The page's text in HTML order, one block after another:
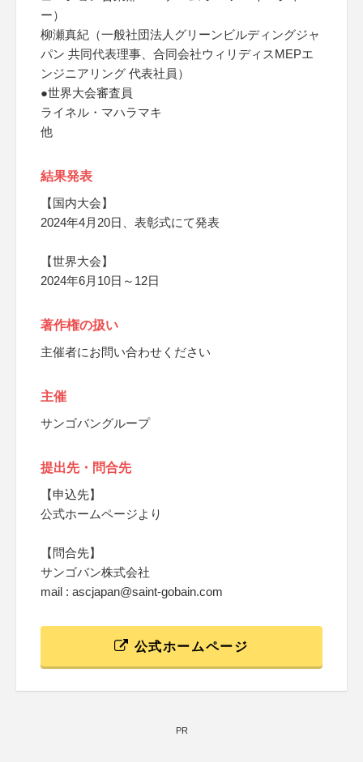
ー）
柳瀬真紀（一般社団法人グリーンビルディングジャ
パン 共同代表理事、合同会社ウィリディスMEPエ
ンジニアリング 代表社員）
●世界大会審査員
ライネル・マハラマキ
他
結果発表
【国内大会】
2024年4月20日、表彰式にて発表
【世界大会】
2024年6月10日～12日
著作権の扱い
主催者にお問い合わせください
主催
サンゴバングループ
提出先・問合先
【申込先】
公式ホームページより
【問合先】
サンゴバン株式会社
mail : ascjapan@saint-gobain.com
公式ホームページ
PR